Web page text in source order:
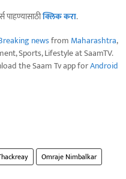
पाहण्यासाठीक्लिक करा.
newsfrom Maharashtra,
Sports, Lifestyle at SaamTV.
the Saam Tv app forAndroid
Omraje Nimbalkar